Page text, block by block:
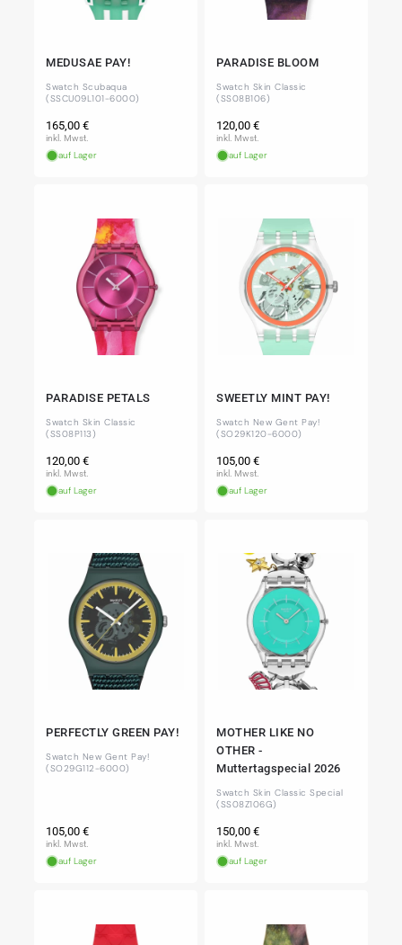
MEDUSAE PAY!
Swatch Scubaqua
(SSCU09L101-6000)
Normaler
Preis
165,00 €
inkl. Mwst.
auf Lager
PARADISE BLOOM
Swatch Skin Classic
(SS08B106)
Normaler
Preis
120,00 €
inkl. Mwst.
auf Lager
PARADISE PETALS
Swatch Skin Classic
(SS08P113)
Normaler
Preis
120,00 €
inkl. Mwst.
auf Lager
SWEETLY MINT PAY!
Swatch New Gent Pay!
(SO29K120-6000)
Normaler
Preis
105,00 €
inkl. Mwst.
auf Lager
PERFECTLY GREEN PAY!
Swatch New Gent Pay!
(SO29G112-6000)
Normaler
Preis
105,00 €
inkl. Mwst.
auf Lager
MOTHER LIKE NO
OTHER -
Muttertagspecial 2026
Swatch Skin Classic Special
(SS08Z106G)
Normaler
Preis
150,00 €
inkl. Mwst.
auf Lager